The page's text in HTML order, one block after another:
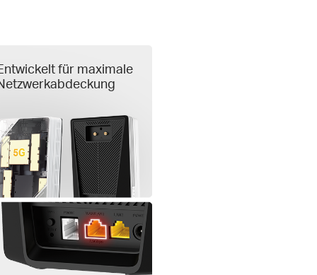
für maximale